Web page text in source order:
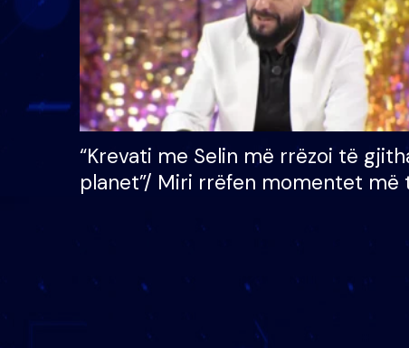
“Krevati me Selin më rrëzoi të
planet”/ Miri rrëfen momentet më
mungojë zilja e mëngjesit kur…